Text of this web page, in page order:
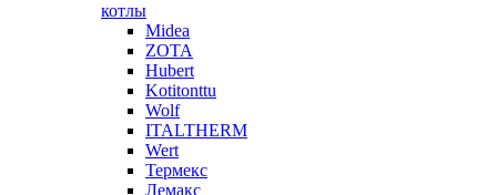
котлы
Midea
ZOTA
Hubert
Kotitonttu
Wolf
ITALTHERM
Wert
Термекс
Лемакс